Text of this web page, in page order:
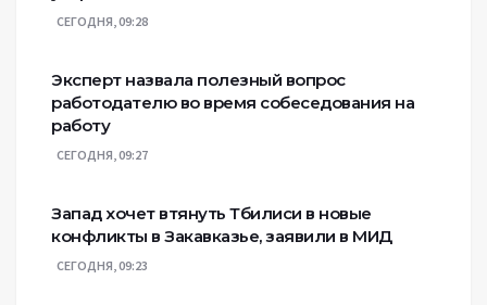
СЕГОДНЯ, 09:28
Эксперт назвала полезный вопрос
работодателю во время собеседования на
работу
СЕГОДНЯ, 09:27
Запад хочет втянуть Тбилиси в новые
конфликты в Закавказье, заявили в МИД
СЕГОДНЯ, 09:23